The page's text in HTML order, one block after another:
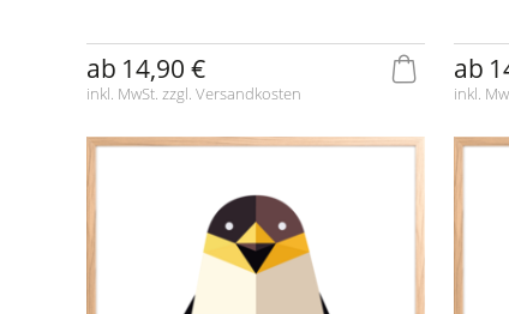
ab 14,90 €
inkl. MwSt. zzgl. Versandkosten
ab
inkl.